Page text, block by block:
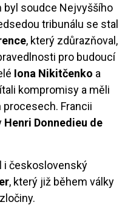
byl soudce Nejvyššího
tribunálu se stal
, který zdůrazňoval,
pro budoucí
Iona Nikitčenko a
kompromisy a měli
Francii
Henri Donnedieu de
i československý
, který již během války